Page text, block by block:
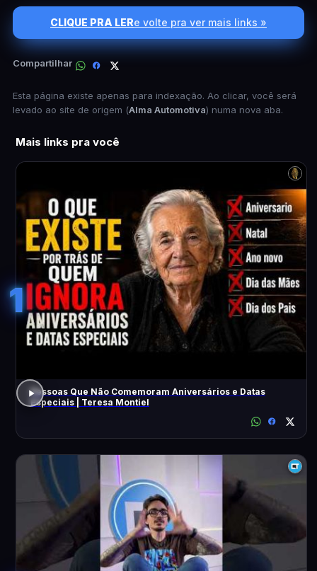
CLIQUE PRA LERe volte pra ver mais links »
Compartilhar
Esta página existe apenas para indexação. Ao clicar, você será
levado ao site de origem (Alma Automotiva) numa nova aba.
Mais links pra você
1
Pessoas Que Não Comemoram Aniversários e Datas
Especiais | Teresa Montiel